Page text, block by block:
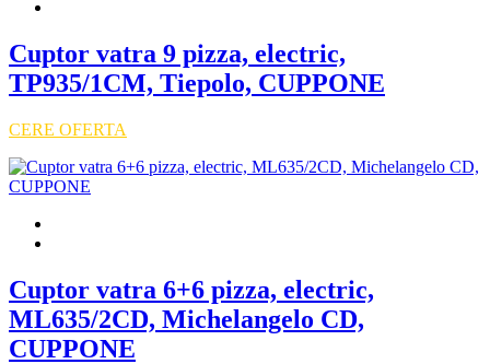
Cuptor vatra 9 pizza, electric,
TP935/1CM, Tiepolo, CUPPONE
CERE OFERTA
Cuptor vatra 6+6 pizza, electric,
ML635/2CD, Michelangelo CD,
CUPPONE